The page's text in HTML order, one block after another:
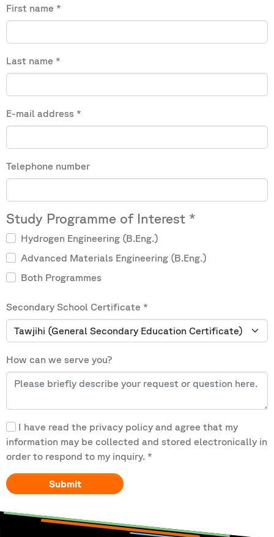
First name *
Last name *
E-mail address *
Telephone number
Study Programme of Interest *
Hydrogen Engineering (B.Eng.)
Advanced Materials Engineering (B.Eng.)
Both Programmes
Secondary School Certificate *
How can we serve you?
I have read the privacy policy and agree that my
information may be collected and stored electronically in
order to respond to my inquiry. *
Submit